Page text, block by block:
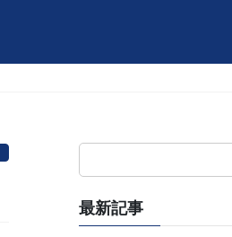
最新記事